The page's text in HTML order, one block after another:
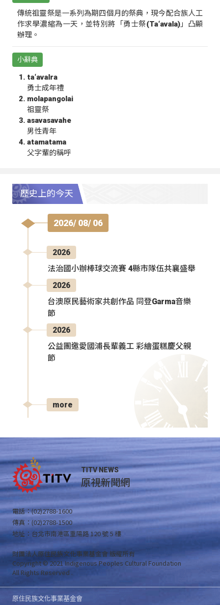
傳統祖靈祭是一系列為期四個月的祭典，現今配合族人工
作求學濃縮為一天，並特別將「勇士祭(Ta‘avala)」凸顯
辦理。
小辭典
ta‘avalra
勇士成年禮
molapangolai
祖靈祭
asavasavahe
男性青年
atamatama
父字輩的稱呼
歷史上的今天
2026/ 08/ 06
2026
法治國小辦棒球交流賽 4縣市隊伍共襄盛舉
2026
台澳原民藝術家共創作品 同登Garma音樂
節
2026
公益團邀愛國浦長輩義工 彩繪蛋糕慶父親
節
more
TITV NEWS
原視新聞網
電話：(02)2788-1600
傳真：(02)2788-1500
地址：台北市南港區重陽路 120 號 5 樓
財團法人原住民族文化事業基金會 版權所有
Copyright © 2021 Indigenous Peoples Cultural Foundation
All Rights Reserved .
原住民族文化事業基金會